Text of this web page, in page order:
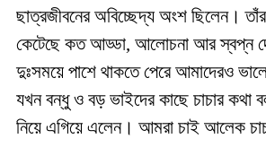
ছাত্রজীবনের অবিচ্ছেদ্য অংশ ছিলেন।
কেটেছে কত আড্ডা, আলোচনা আর স্বপ্ন
দুঃসময়ে পাশে থাকতে পেরে আমাদেরও
যখন বন্ধু ও বড় ভাইদের কাছে চাচার কথা
নিয়ে এগিয়ে এলেন। আমরা চাই আলেক